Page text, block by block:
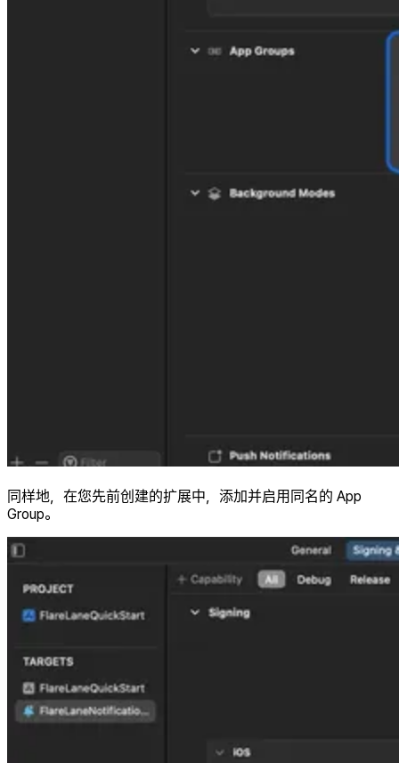
同样地，在您先前创建的扩展中，添加并启用同名的 App
Group。